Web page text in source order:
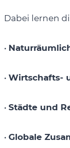
Dabei lernen
•
• Wirtschafts-
• Städte und
• Globale